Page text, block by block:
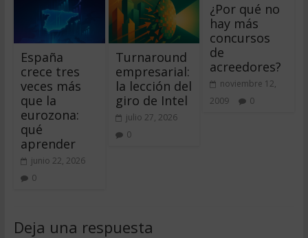
España
crece tres
veces más
que la
eurozona:
qué
aprender
junio 22, 2026
0
Turnaround
empresarial:
la lección del
giro de Intel
julio 27, 2026
0
¿Por qué no
hay más
concursos
de
acreedores?
noviembre 12,
2009
0
Deja una respuesta